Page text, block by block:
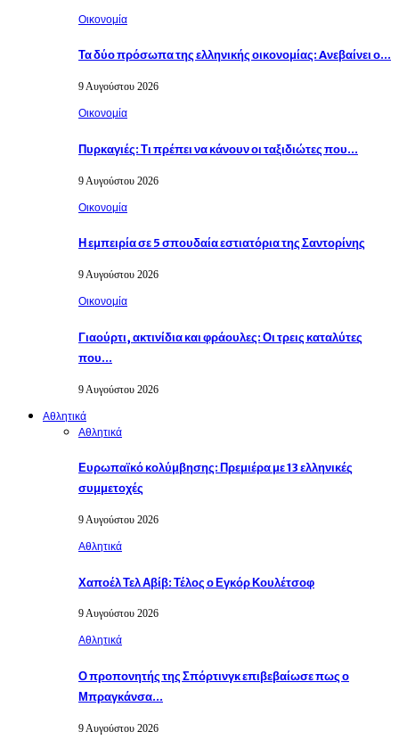
Οικονομία
Τα δύο πρόσωπα της ελληνικής οικονομίας: Aνεβαίνει ο…
9 Αυγούστου 2026
Οικονομία
Πυρκαγιές: Τι πρέπει να κάνουν οι ταξιδιώτες που…
9 Αυγούστου 2026
Οικονομία
Η εμπειρία σε 5 σπουδαία εστιατόρια της Σαντορίνης
9 Αυγούστου 2026
Οικονομία
Γιαούρτι, ακτινίδια και φράουλες: Οι τρεις καταλύτες
που…
9 Αυγούστου 2026
Αθλητικά
Αθλητικά
Ευρωπαϊκό κολύμβησης: Πρεμιέρα με 13 ελληνικές
συμμετοχές
9 Αυγούστου 2026
Αθλητικά
Χαποέλ Τελ Αβίβ: Τέλος ο Εγκόρ Κουλέτσοφ
9 Αυγούστου 2026
Αθλητικά
Ο προπονητής της Σπόρτινγκ επιβεβαίωσε πως ο
Μπραγκάνσα…
9 Αυγούστου 2026